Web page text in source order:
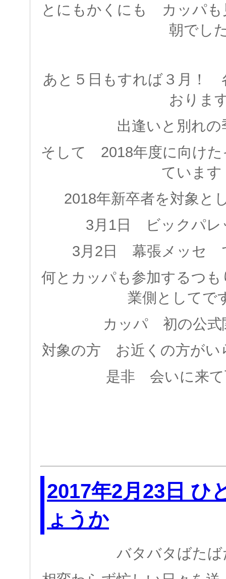
とにもかくにも カッパも
朝でし
あと５日もすれば３月！
おりま
出逢いと別れ
そして 2018年度に向けた
ています
2018年新卒者を対象と
3月1日 ビックパレ
3月2日 幕張メッセ
何とカッパも参加するつ
業側としてで
カッパ 初の公式
対象の方 お近くの方がい
是非 会いに来て
2017年2月23日 ひ
ょうか
バタバタばたば